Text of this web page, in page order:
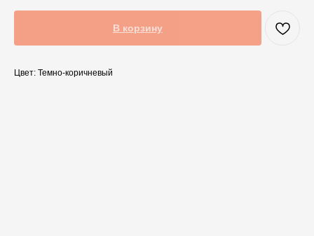
В корзину
Цвет: Темно-коричневый